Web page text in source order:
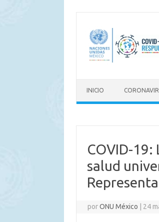
contenido
INICIO
COVID-19:
salud
porONU México 24